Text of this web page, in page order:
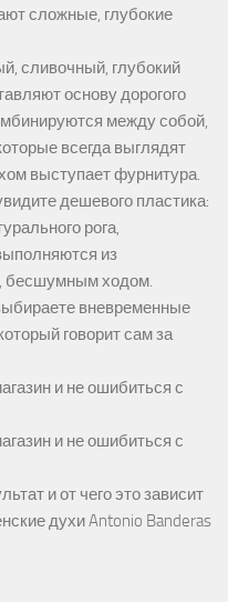
сложные, глубокие
сливочный, глубокий
основу дорогого
между собой,
всегда выглядят
выступает фурнитура.
дешевого пластика:
рога,
из
бесшумным ходом.
вневременные
говорит сам за
и не ошибиться с
и не ошибиться с
и от чего это зависит
духи Antonio Banderas